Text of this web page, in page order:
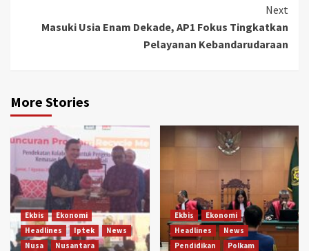
Next
Masuki Usia Enam Dekade, AP1 Fokus Tingkatkan
Pelayanan Kebandarudaraan
More Stories
Ekbis
Ekonomi
Headlines
Iptek
News
Nusa
Nusantara
Ekbis
Ekonomi
Headlines
News
Pendidikan
Polkam